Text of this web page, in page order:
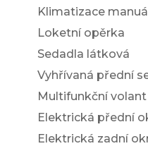
Klimatizace
Loketní opěrka
Sedadla látková
Vyhřívaná přední
Multifunkční volant
Elektrická přední
Elektrická zadní